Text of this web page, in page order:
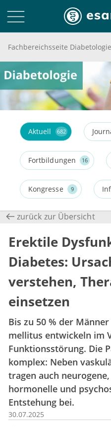
Fachbereichsseite Diabetologie
Aktuell 682
Fortbildungen 16
Kongresse 9
zurück zur Übersicht
Erektile
Diabetes:
verstehen,
einsetzen
Bis zu 50 % der
mellitus entwickeln im
Funktionsstörung. Die
komplex: Neben
tragen auch
hormonelle und
Entstehung bei.
30.07.2025